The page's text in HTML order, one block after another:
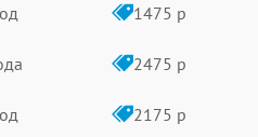
1475 р
2475 р
2175 р